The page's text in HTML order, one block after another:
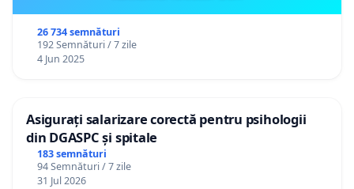
26 734 semnături
192 Semnături / 7 zile
4 Jun 2025
Asigurați salarizare corectă pentru psihologii
din DGASPC și spitale
183 semnături
94 Semnături / 7 zile
31 Jul 2026